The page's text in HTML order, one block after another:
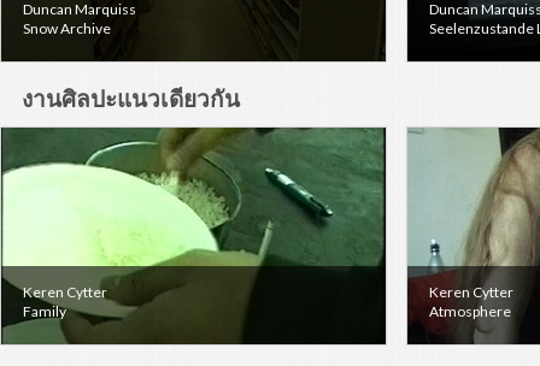
Duncan Marquiss
Snow Archive
Duncan
Seelenzustande
งานศิลปะแนวเดียวกัน
Keren Cytter
Family
Keren Cytter
Atmosphere